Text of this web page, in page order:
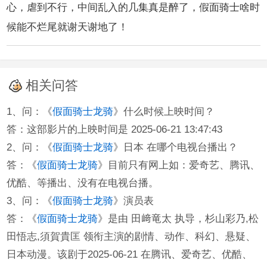
心，虐到不行，中间乱入的几集真是醉了，假面骑士啥时
候能不烂尾就谢天谢地了！
相关问答
1、问：《假面骑士龙骑》什么时候上映时间？
答：这部影片的上映时间是 2025-06-21 13:47:43
2、问：《假面骑士龙骑》日本 在哪个电视台播出？
答：《假面骑士龙骑》目前只有网上如：爱奇艺、腾讯、
优酷、等播出、没有在电视台播。
3、问：《假面骑士龙骑》演员表
答：《假面骑士龙骑》是由 田﨑竜太 执导，杉山彩乃,松
田悟志,須賀貴匡 领衔主演的剧情、动作、科幻、悬疑、
日本动漫。该剧于2025-06-21 在腾讯、爱奇艺、优酷、